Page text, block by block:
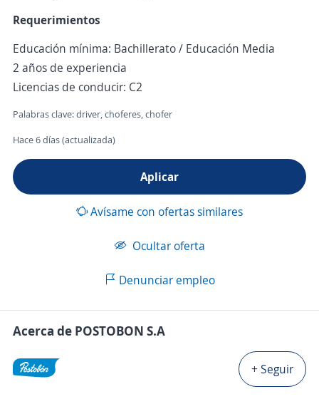
Requerimientos
Educación mínima: Bachillerato / Educación Media
2 años de experiencia
Licencias de conducir: C2
Palabras clave: driver, choferes, chofer
Hace 6 días (actualizada)
Aplicar
Avísame con ofertas similares
Ocultar oferta
Denunciar empleo
Acerca de POSTOBON S.A
+ Seguir